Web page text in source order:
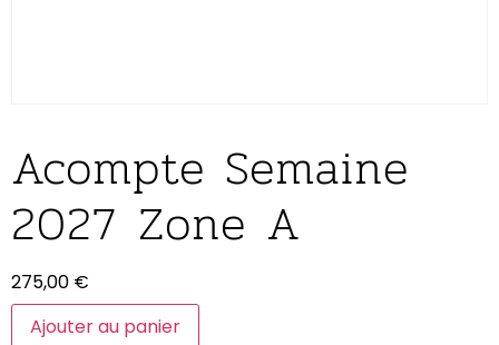
Acompte Semaine
2027 Zone A
275,00 €
Ajouter au panier